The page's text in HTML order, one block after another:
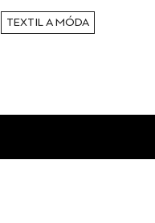
TEXTIL A MÓDA